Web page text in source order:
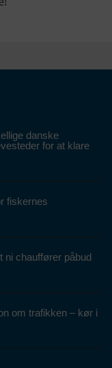
danske
for at klare
fiskernes
ni chauffører påbud
om trafikken – kør i